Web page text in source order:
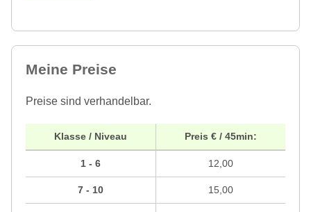
Meine Preise
Preise sind verhandelbar.
Klasse / Niveau
1 - 6
7 - 10
Preis € / 45min:
12,00
15,00